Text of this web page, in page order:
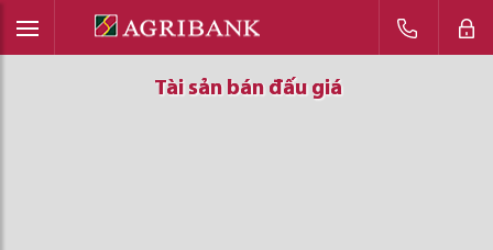
Tài sản bán đấu giá
Tài sản bán đấu giá
Tài sản bán đấu giá